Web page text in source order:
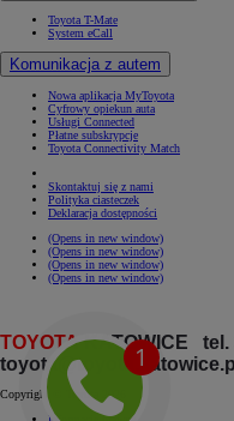
Toyota T-Mate
System eCall
Komunikacja z autem
Nowa aplikacja MyToyota
Cyfrowy opiekun auta
Usługi Connected
Płatne subskrypcje
Toyota Connectivity Match
Skontaktuj się z nami
Polityka ciasteczek
Deklaracja dostępności
(Opens in new window)
(Opens in new window)
(Opens in new window)
(Opens in new window)
TOYOTAKATOWICE tel.
toyota@toyota.katowice.pl
Copyright © Toyota 2026